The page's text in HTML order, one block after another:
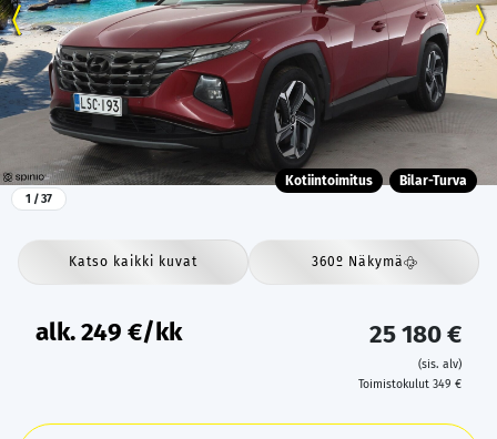
1 / 37
Kotiintoimitus Bilar-Turva
Katso kaikki kuvat 360º Näkymä
alk.249 €/kk 25 180 €
(sis. alv)
Toimistokulut 349 €